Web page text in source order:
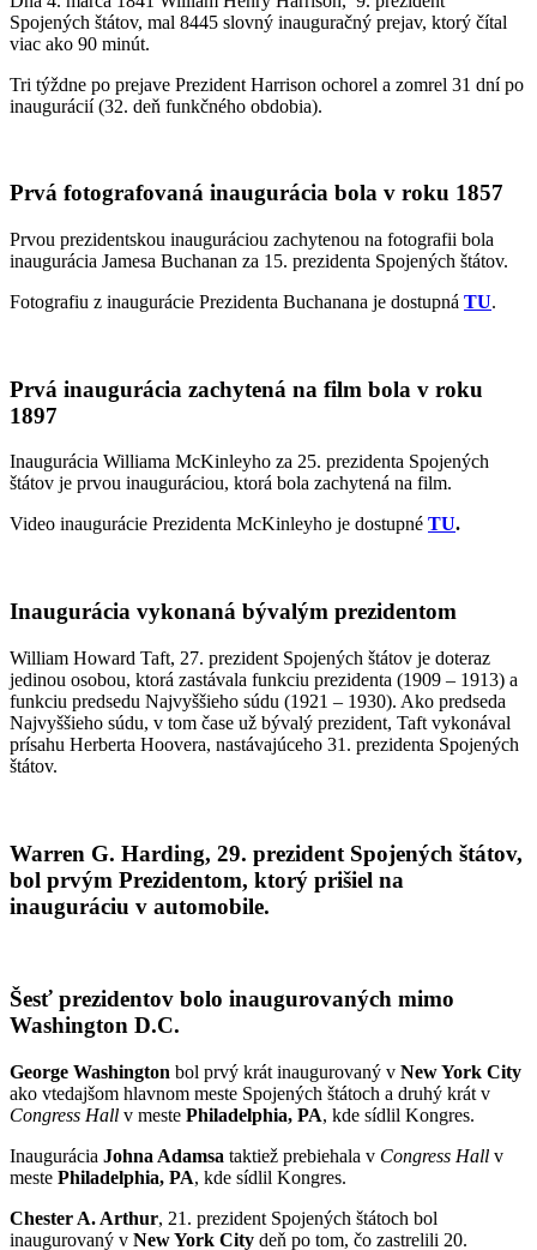
Spojených štátov, mal 8445 slovný inauguračný prejav, ktorý čítal
viac ako 90 minút.
Tri týždne po prejave Prezident Harrison ochorel a zomrel 31 dní po
inaugurácií (32. deň funkčného obdobia).
Prvá fotografovaná inaugurácia bola v roku 1857
Prvou prezidentskou inauguráciou zachytenou na fotografii bola
inaugurácia Jamesa Buchanan za 15. prezidenta Spojených štátov.
Fotografiu z inaugurácie Prezidenta Buchanana je dostupná TU.
Prvá inaugurácia zachytená na film bola v roku
1897
Inaugurácia Williama McKinleyho za 25. prezidenta Spojených
štátov je prvou inauguráciou, ktorá bola zachytená na film.
Video inaugurácie Prezidenta McKinleyho je dostupné TU.
Inaugurácia vykonaná bývalým prezidentom
William Howard Taft, 27. prezident Spojených štátov je doteraz
jedinou osobou, ktorá zastávala funkciu prezidenta (1909 – 1913) a
funkciu predsedu Najvyššieho súdu (1921 – 1930). Ako predseda
Najvyššieho súdu, v tom čase už bývalý prezident, Taft vykonával
prísahu Herberta Hoovera, nastávajúceho 31. prezidenta Spojených
štátov.
Warren G. Harding, 29. prezident Spojených štátov,
bol prvým Prezidentom, ktorý prišiel na
inauguráciu v automobile.
Šesť prezidentov bolo inaugurovaných mimo
Washington D.C.
George Washington bol prvý krát inaugurovaný v New York City
ako vtedajšom hlavnom meste Spojených štátoch a druhý krát v
Congress Hall v meste Philadelphia, PA, kde sídlil Kongres.
Inaugurácia Johna Adamsa taktiež prebiehala v Congress Hall v
meste Philadelphia, PA, kde sídlil Kongres.
Chester A. Arthur, 21. prezident Spojených štátoch bol
inaugurovaný v New York City deň po tom, čo zastrelili 20.